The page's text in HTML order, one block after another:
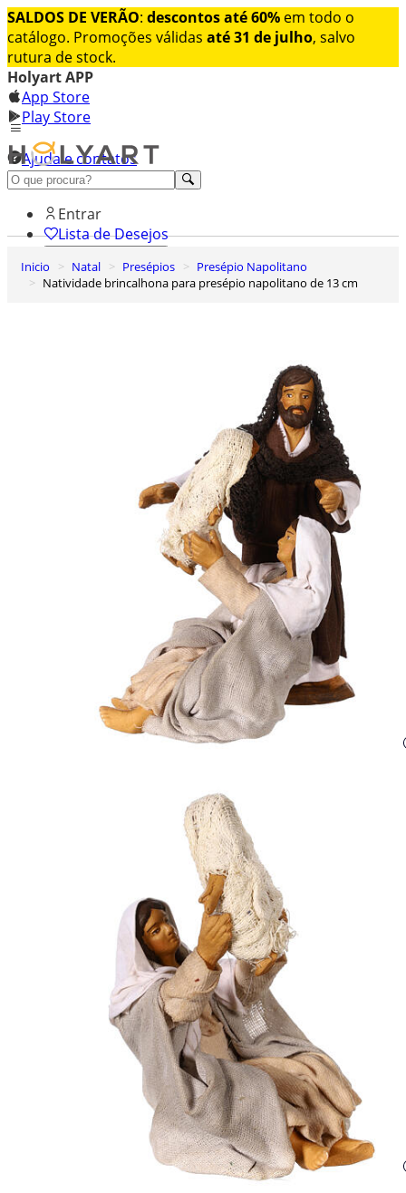
SALDOS DE VERÃO: descontos até 60% em todo o
catálogo. Promoções válidas até 31 de julho, salvo
rutura de stock.
Holyart APP
App Store
Play Store
Ajuda e contatos
Conheça premium
Entrar
Lista de Desejos
Carrinho de Compras
Inicio Natal Presépios
Presépio Napolitano
Natividade brincalhona para presépio napolitano de 13 cm